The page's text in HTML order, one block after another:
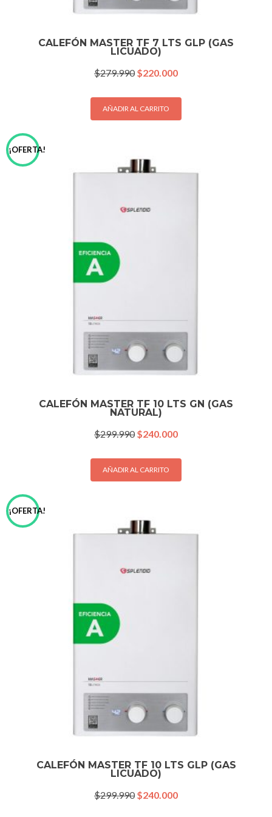
CALEFÓN MASTER TF 7 LTS GLP (GAS
LICUADO)
$279.990 El
original
era:
$279.990.
$220.000El
actual
$220.000.
AÑADIR AL CARRITO
¡OFERTA!
CALEFÓN MASTER TF 10 LTS GN (GAS
NATURAL)
$299.990 El
original
era:
$299.990.
$240.000El
actual
$240.000.
AÑADIR AL CARRITO
¡OFERTA!
CALEFÓN MASTER TF 10 LTS GLP (GAS
LICUADO)
$299.990 El
$240.000El